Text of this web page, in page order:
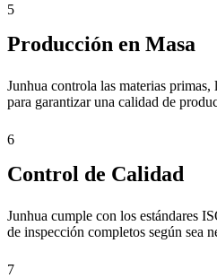
5
Producción en Masa
Junhua controla las materias
para garantizar una calidad de
6
Control de Calidad
Junhua cumple con los estándares
de inspección completos según sea
7